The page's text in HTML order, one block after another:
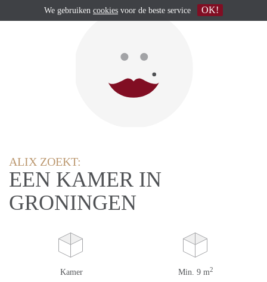
ALIX ZOEKT:
EEN KAMER IN
GRONINGEN
Kamer Min. 9 m2
We gebruiken cookies voor de beste service OK!